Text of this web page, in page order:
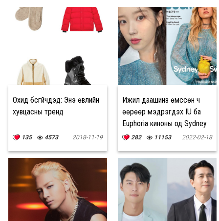
Охид бүсгүйчүүдэд: Энэ өвлийн
хувцасны тренд
135 4573 2018-11-19
Ижил даашинз өмссөн ч
өөрөөр мэдрэгдэх IU ба
Euphoria киноны од Sydney
Sweeney
282 11153 2022-02-18